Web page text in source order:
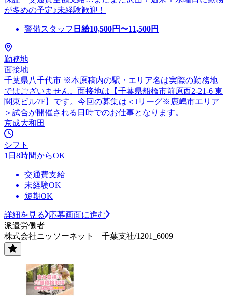
が多めの予定♪未経験歓迎！
警備スタッフ 日給10,500円〜11,500円
勤務地
面接地
千葉県八千代市 ※本原稿内の駅・エリア名は実際の勤務地
ではございません。面接地は【千葉県船橋市前原西2-21-6 東
関東ビル7F】です。今回の募集は＜Jリーグ※鹿嶋市エリア
＞試合が開催される日時でのお仕事となります。
京成大和田
シフト
1日8時間からOK
交通費支給
未経験OK
短期OK
詳細を見る
応募画面に進む
派遣労働者
株式会社ニッソーネット 千葉支社/1201_6009